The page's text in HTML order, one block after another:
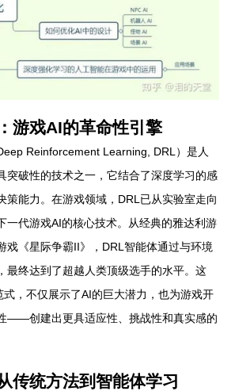
游戏AI的革命性引擎
Reinforcement Learning, DRL）是人
突破性的技术之一，它结合了深度学习的感
策能力。在游戏领域，DRL已从实验室走向
一代游戏AI的核心技术。从经典的雅达利游
戏《星际争霸II》，DRL智能体通过与环境
最终达到了超越人类顶级选手的水平。这
式，不仅展示了AI的巨大潜力，也为游戏开
——创建出更具适应性、挑战性和真实感的
传统方法到智能体学习